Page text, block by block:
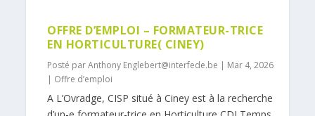
OFFRE D’EMPLOI – FORMATEUR-TRICE
EN HORTICULTURE( CINEY)
Posté parAnthony Englebert@interfede.be | Mar 4, 2026
| Offre d’emploi
A L’Ovradge, CISP situé à Ciney est à la recherche